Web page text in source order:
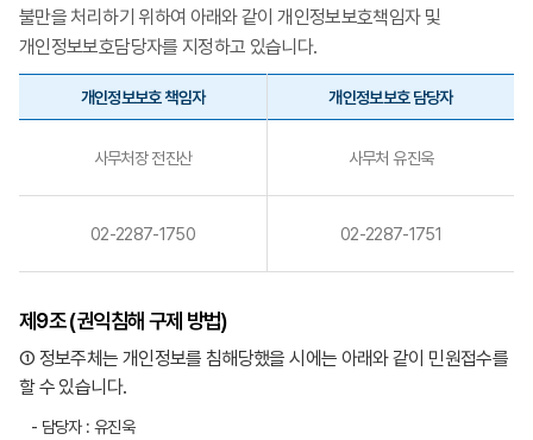
불만을 처리하기 위하여 아래와 같이 개인정보보호책임자 및
개인정보보호담당자를 지정하고 있습니다.
개인정보보호 책임자 개인정보보호 담당자
사무처장 전진산 사무처 유진욱
02-2287-1750 02-2287-1751
제9조 (권익침해 구제 방법)
① 정보주체는 개인정보를 침해당했을 시에는 아래와 같이 민원접수를
할 수 있습니다.
- 담당자 : 유진욱